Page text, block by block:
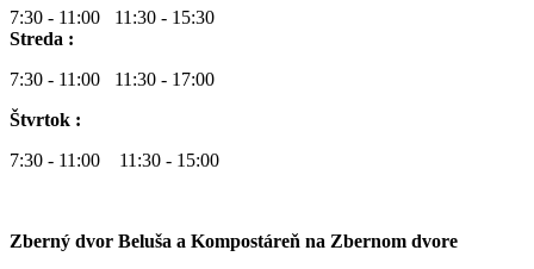
7:30 - 11:00 11:30 - 15:30
Streda :
7:30 - 11:00 11:30 - 17:00
Štvrtok :
7:30 - 11:00 11:30 - 15:00
Zberný dvor Beluša a Kompostáreň na Zbernom dvore